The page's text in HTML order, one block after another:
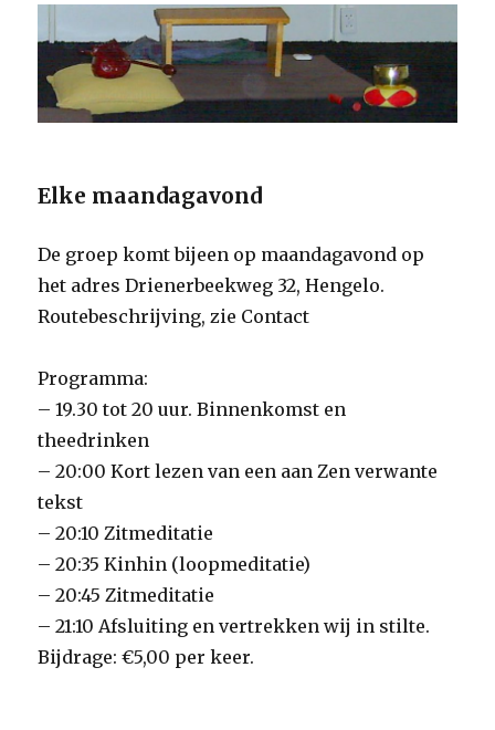
Elke maandagavond
De groep komt bijeen op maandagavond op
het adres Drienerbeekweg 32, Hengelo.
Routebeschrijving, zie Contact
Programma:
– 19.30 tot 20 uur. Binnenkomst en
theedrinken
– 20:00 Kort lezen van een aan Zen verwante
tekst
– 20:10 Zitmeditatie
– 20:35 Kinhin (loopmeditatie)
– 20:45 Zitmeditatie
– 21:10 Afsluiting en vertrekken wij in stilte.
Bijdrage: €5,00 per keer.